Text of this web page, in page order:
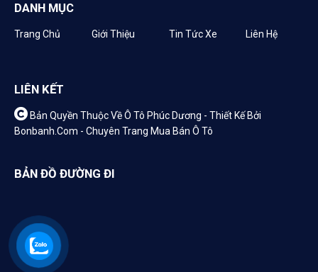
DANH MỤC
Trang Chủ Giới Thiệu Tin Tức Xe Liên Hệ
LIÊN KẾT
Bản Quyền Thuộc Về Ô Tô Phúc Dương - Thiết Kế Bởi
Bonbanh.com - Chuyên Trang Mua Bán Ô Tô
BẢN ĐỒ ĐƯỜNG ĐI